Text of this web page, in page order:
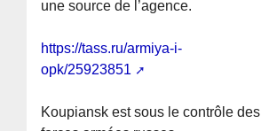
une source de l’agence.
https://tass.ru/armiya-i-
opk/25923851
Koupiansk est sous le contrôle des